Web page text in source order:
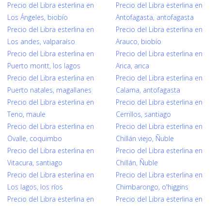
Precio del Libra esterlina en
Los Ángeles, biobío
Precio del Libra esterlina en
Los andes, valparaíso
Precio del Libra esterlina en
Puerto montt, los lagos
Precio del Libra esterlina en
Puerto natales, magallanes
Precio del Libra esterlina en
Teno, maule
Precio del Libra esterlina en
Ovalle, coquimbo
Precio del Libra esterlina en
Vitacura, santiago
Precio del Libra esterlina en
Los lagos, los ríos
Precio del Libra esterlina en
Precio del Libra esterlina en
Antofagasta, antofagasta
Precio del Libra esterlina en
Arauco, biobío
Precio del Libra esterlina en
Arica, arica
Precio del Libra esterlina en
Calama, antofagasta
Precio del Libra esterlina en
Cerrillos, santiago
Precio del Libra esterlina en
Chillán viejo, Ñuble
Precio del Libra esterlina en
Chillán, Ñuble
Precio del Libra esterlina en
Chimbarongo, o'higgins
Precio del Libra esterlina en